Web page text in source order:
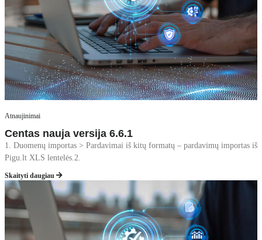
Atnaujinimai
Centas nauja versija 6.6.1
1. Duomenų importas > Pardavimai iš kitų formatų – pardavimų importas iš
Pigu.lt XLS lentelės.2.
Skaityti daugiau